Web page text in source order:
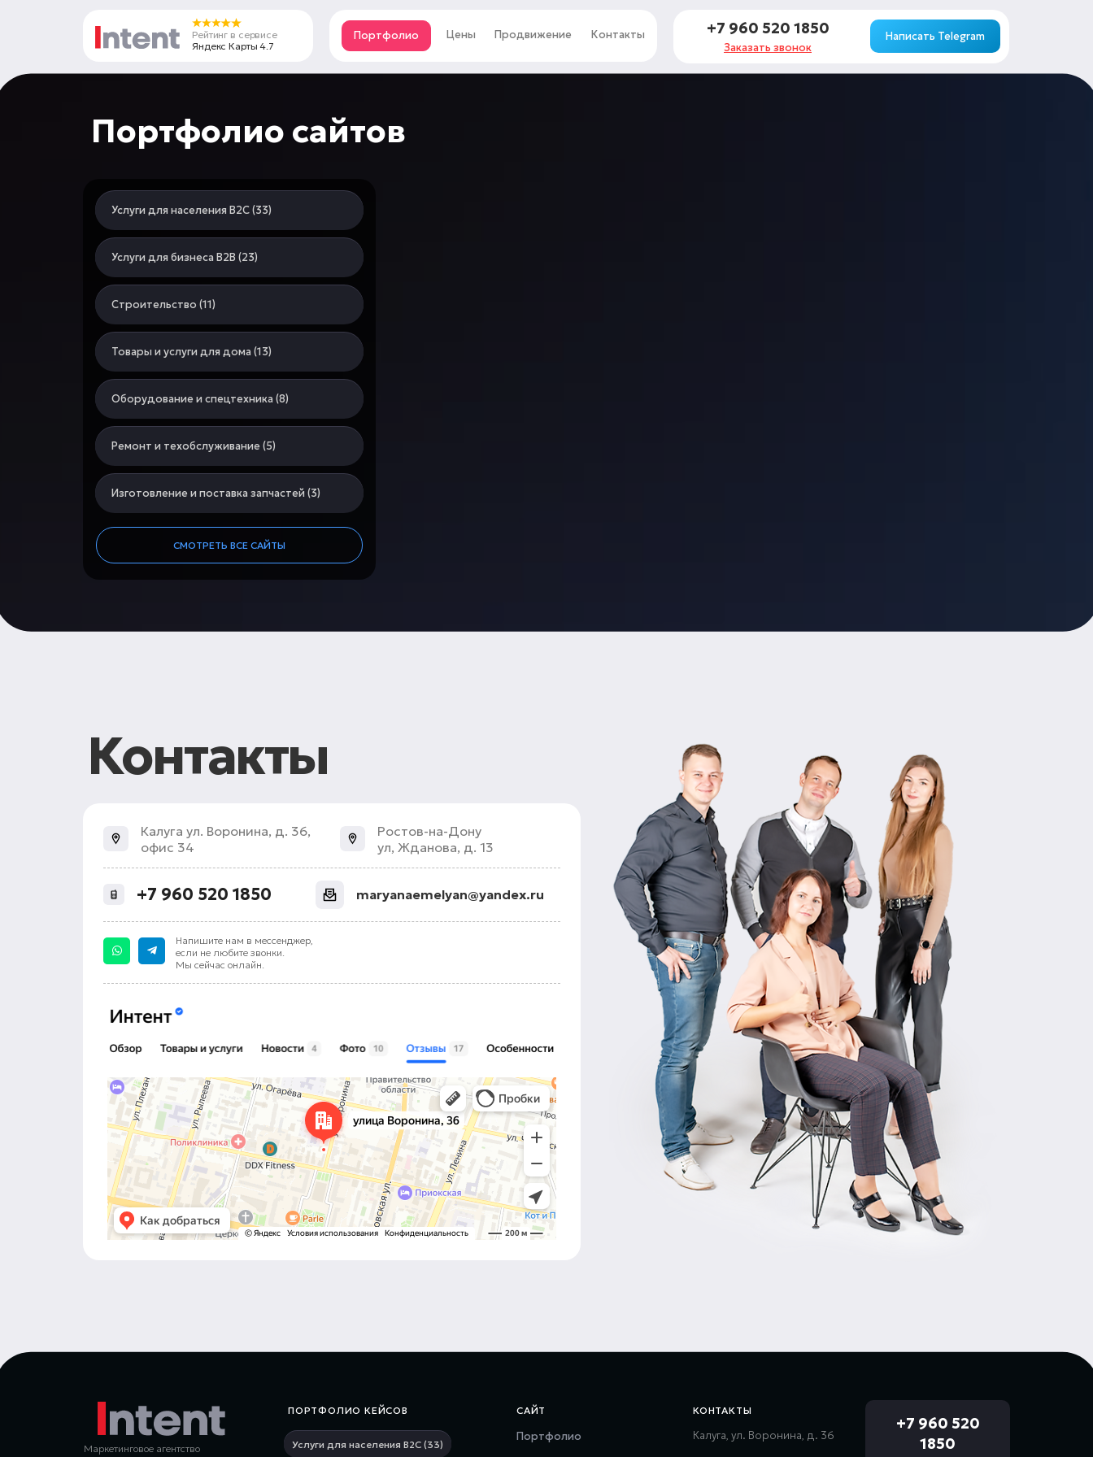
Рейтинг в сервисе
Яндекс Карты 4.7
Портфолио Цены Продвижение Контакты +7 960 520 1850
Заказать звонок
Написать Telegram
Портфолио сайтов
Услуги для населения В2С (33)
Услуги для бизнеса В2В (23)
Строительство (11)
Товары и услуги для дома (13)
Оборудование и спецтехника (8)
Ремонт и техобслуживание (5)
Изготовление и поставка запчастей (3)
СМОТРЕТЬ ВСЕ САЙТЫ
Контакты
Калуга ул. Воронина, д. 36,
офис 34
Ростов-на-Дону
ул, Жданова, д. 13
+7 960 520 1850 maryanaemelyan@yandex.ru
Напишите нам в мессенджер,
если не любите звонки.
Мы сейчас онлайн.
Калуга
Улица Воронина, 36 — Яндекс Карты
Маркетинговое агентство
ПОРТФОЛИО КЕЙСОВ
Услуги для населения В2С (33)
САЙТ
Портфолио
КОНТАКТЫ
Калуга, ул. Воронина, д. 36
+7 960 520
1850